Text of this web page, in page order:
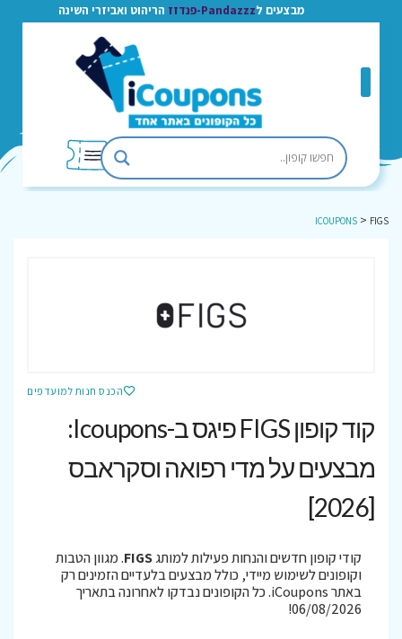
מבצעים לPandazzz-פנדזז הריהוט ואביזרי השינה
ICOUPONS > FIGS
הכנס חנות למועדפים
קוד קופון FIGS פיגס ב-Icoupons:
מבצעים על מדי רפואה וסקראבס
[2026]
קודי קופון חדשים והנחות פעילות למותגFIGS. מגוון הטבות
וקופונים לשימוש מיידי, כולל מבצעים בלעדיים הזמינים רק
באתר iCoupons. כל הקופונים נבדקו לאחרונה בתאריך
06/08/2026!